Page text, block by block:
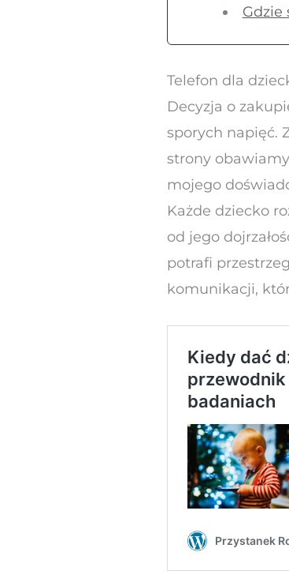
Gdzie
Telefon dla
Decyzja o
sporych napięć.
strony
mojego
Każde dziecko
od jego
potrafi
komunikacji,